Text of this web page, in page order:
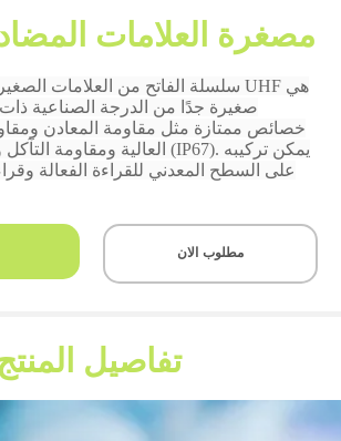
مصغرة العلامات
مطلوب الان
تفاصيل